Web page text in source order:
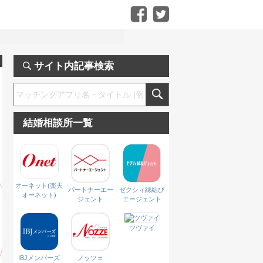
サイト内記事検索
結婚相談所一覧
オーネット(楽天
オーネット)
パートナーエー
ジェント
ゼクシィ縁結び
エージェント
IBJメンバーズ ノッツェ
ツヴァイ